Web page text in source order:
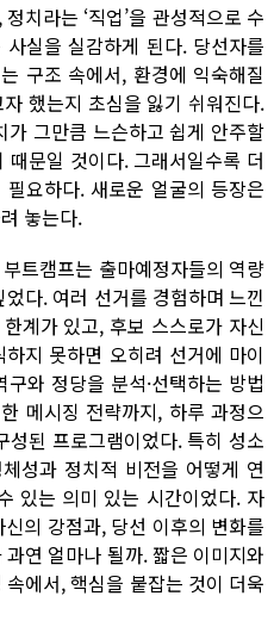
치라는 ‘직업’을 관성적으로 수
실을 실감하게 된다. 당선자를
구조 속에서, 환경에 익숙해질
했는지 초심을 잃기 쉬워진다.
그만큼 느슨하고 쉽게 안주할
문일 것이다. 그래서일수록 더
요하다. 새로운 얼굴의 등장은
놓는다.
트캠프는 출마예정자들의 역량
다. 여러 선거를 경험하며 느낀
계가 있고, 후보 스스로가 자신
지 못하면 오히려 선거에 마이
와 정당을 분석·선택하는 방법
메시징 전략까지, 하루 과정으
된 프로그램이었다. 특히 성소
성과 정치적 비전을 어떻게 연
있는 의미 있는 시간이었다. 자
의 강점과, 당선 이후의 변화를
연 얼마나 될까. 짧은 이미지와
에서, 핵심을 붙잡는 것이 더욱